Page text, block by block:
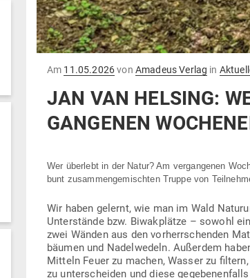
Am Gepostet
11.05.2026von Amadeus Verlag in
JAN VAN HELSING:
GAN­GENEN
Wer überlebt in der Natur? Am ver­gan­genen
bunt zusam­men­ge­mischten Truppe von
Wir haben gelernt, wie man im Wald
Unter­stände bzw. Biwak­plätze – sowohl
zwei Wänden aus den vor­herr­schenden
bäumen und Nadel­wedeln. Außerdem
Mitteln Feuer zu machen, Wasser zu
zu unter­scheiden und diese